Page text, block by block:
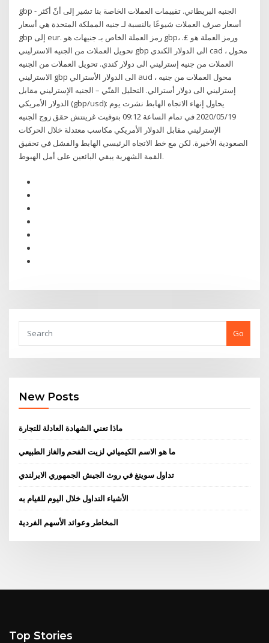
gbp - الجنيه البريطاني. تقييمات العملات الخاصة بنا تشير إلى أنّ أكثر
أسعار صرف العملات شيوعًا بالنسبة لـ جنيه المملكة المتحدة هي أسعار
gbp إلى eur. رمز العملة الخاص بـ جنيهات هو gbp، ورمز العملة هو £.
تحويل العملات من الجنيه الاسترليني gbp الى الدولار الكندي cad ، محول
العملات من جنيه إسترليني الى دولار كندي. تحويل العملات من الجنيه
الاسترليني gbp الى الدولار الأسترالي aud ، محول العملات من جنيه
إسترليني الى دولار أسترالي. التحليل الفنّي – الجنيه الإسترليني مقابل
الدولار الأمريكي (gbp/usd): يحاول إنهاء الاتجاه الهابط نشرت يوم
‏2020/05/19 في تمام الساعة 09:12 بتوقيت غرينتش حقق زوج الجنيه
الإسترليني مقابل الدولار الأمريكي مكاسب معتدلة خلال الحركات
الصعودية الأخيرة. لكن مع خط الاتجاه الرئيسي الهابط والفشل في تحقيق
القمة الشهرية يبقي البائعين على أمل الهبوط.
Go
New Posts
ماذا تعني الشهادة العادلة للتجارة
ما هو الاسم الكيميائي لزيت الفحم والغاز الطبيعي
تداول سوينغ في روث الجيش الجمهوري الايرلندي
الأشياء التداول خلال اليوم للقيام به
المخاطر وعوائد الأسهم الفردية
Top Stories